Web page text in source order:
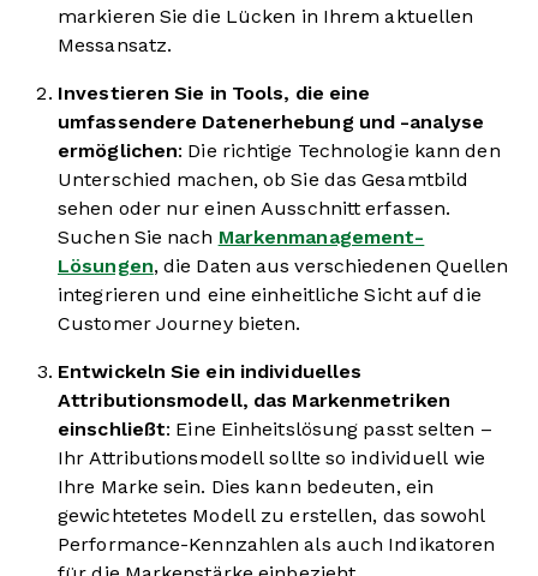
markieren Sie die Lücken in Ihrem aktuellen
Messansatz.
Investieren Sie in Tools, die eine
umfassendere Datenerhebung und -analyse
ermöglichen: Die richtige Technologie kann den
Unterschied machen, ob Sie das Gesamtbild
sehen oder nur einen Ausschnitt erfassen.
Suchen Sie nach Markenmanagement-
Lösungen, die Daten aus verschiedenen Quellen
integrieren und eine einheitliche Sicht auf die
Customer Journey bieten.
Entwickeln Sie ein individuelles
Attributionsmodell, das Markenmetriken
einschließt: Eine Einheitslösung passt selten –
Ihr Attributionsmodell sollte so individuell wie
Ihre Marke sein. Dies kann bedeuten, ein
gewichtetetes Modell zu erstellen, das sowohl
Performance-Kennzahlen als auch Indikatoren